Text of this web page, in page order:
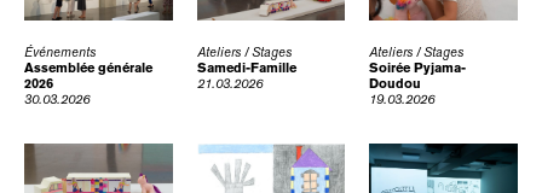
Événements
Assemblée générale
2026
30.03.2026
Ateliers / Stages
Samedi-Famille
21.03.2026
Ateliers / Stages
Soirée Pyjama-
Doudou
19.03.2026